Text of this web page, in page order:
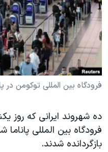
فرهنگ و زندگی
حقوق شهروندی
اقتصادی
علم و فناوری
اسرائیل در جنگ
آرشیو پخش زنده
مستندها
انتخابات ریاست جمهوری آمریکا
حمله جمهوری اسلامی به
رمز مهسا
ورزش زنان در ایران
مجموعه مستندهای دادخواهی
تریبونال مردمی آبان ۹۸
دنبال کنید
زبانهای مختلف
فرودگاه بین المللی توکومن در
ده شهروند ایرانی که روز
فرودگاه بین المللی
بازگردانده شدند.